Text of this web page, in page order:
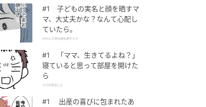
#1 子どもの実名と顔を晒すマ
マ、大丈夫かな？なんて心配し
ていたら。
SNSに子供の顔を晒すママ
#1 「ママ、生きてるよね？」
寝ていると思って部屋を開けた
ら
ママが家出した
#1 出産の喜びに包まれたあ